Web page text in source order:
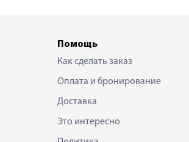
Помощь
Как сделать заказ
Оплата и бронирование
Доставка
Это интересно